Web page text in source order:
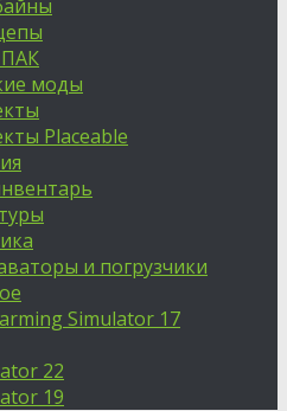
моды
Placeable
и погрузчики
Simulator 17
22
19